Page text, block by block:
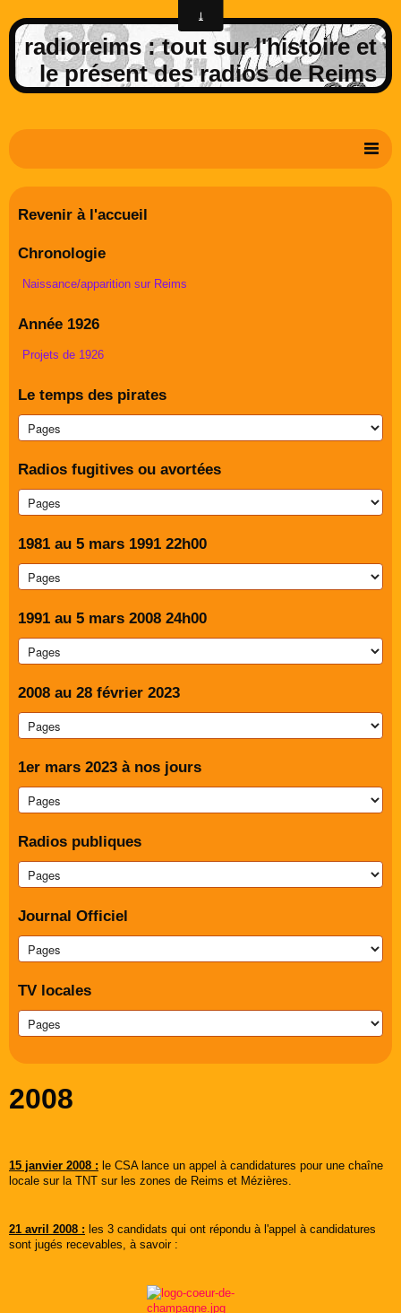
radioreims : tout sur l'histoire et
le présent des radios de Reims
Derniers potins de la FM rémoise
Livre d'or
Contact
Album Photos
Revenir à l'accueil
Chronologie
Naissance/apparition sur Reims
Année 1926
Projets de 1926
Le temps des pirates
Radios fugitives ou avortées
1981 au 5 mars 1991 22h00
1991 au 5 mars 2008 24h00
2008 au 28 février 2023
1er mars 2023 à nos jours
Radios publiques
Journal Officiel
TV locales
2008
15 janvier 2008 : le CSA lance un appel à candidatures pour une chaîne
locale sur la TNT sur les zones de Reims et Mézières.
21 avril 2008 : les 3 candidats qui ont répondu à l'appel à candidatures
sont jugés recevables, à savoir :